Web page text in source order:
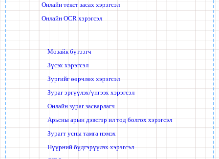
Онлайн текст засах хэрэгсэл
Онлайн OCR хэрэгсэл
Мозайк бүтээгч
Зүсэх хэрэгсэл
Зургийг өөрчлөх хэрэгсэл
Зураг эргүүлэх/үнгээх хэрэгсэл
Онлайн зураг засварлагч
Арьсны арын дэвсгэр ил тод болгох хэрэгсэл
Зурагт усны тамга нэмэх
Нүүрний бүдгэрүүлэх хэрэгсэл